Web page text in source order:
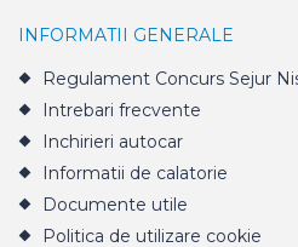
INFORMATII GENERALE
Regulament Concurs Sejur
Intrebari frecvente
Inchirieri autocar
Informatii de calatorie
Documente utile
Politica de utilizare cookie